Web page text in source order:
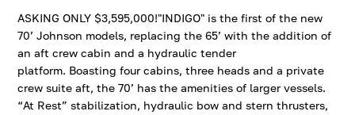
ASKING ONLY $3,595,000!"INDIGO" is the first of the new
70’ Johnson models, replacing the 65’ with the addition of
an aft crew cabin and a hydraulic tender
platform. Boasting four cabins, three heads and a private
crew suite aft, the 70’ has the amenities of larger vessels.
“At Rest” stabilization, hydraulic bow and stern thrusters,